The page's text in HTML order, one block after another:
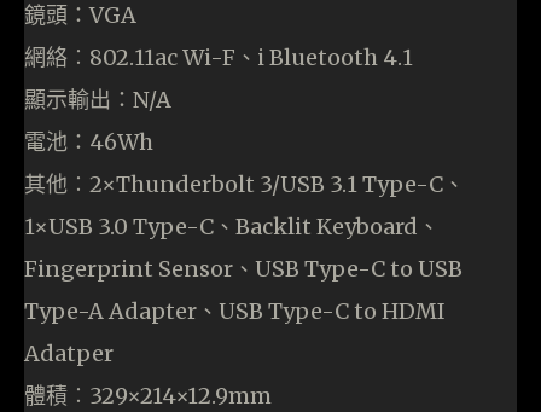
鏡頭：VGA
網絡︰802.11ac Wi-F、i Bluetooth 4.1
顯示輸出：N/A
電池：46Wh
其他︰2×Thunderbolt 3/USB 3.1 Type-C、
1×USB 3.0 Type-C、Backlit Keyboard、
Fingerprint Sensor、USB Type-C to USB
Type-A Adapter、USB Type-C to HDMI
Adatper
體積︰329×214×12.9mm